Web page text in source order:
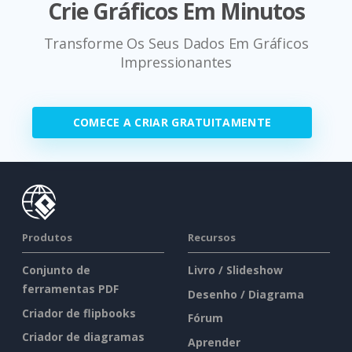
Crie Gráficos Em Minutos
Transforme Os Seus Dados Em Gráficos
Impressionantes
COMECE A CRIAR GRATUITAMENTE
Produtos
Conjunto de
ferramentas PDF
Criador de flipbooks
Criador de diagramas
Recursos
Livro / Slideshow
Desenho / Diagrama
Fórum
Aprender